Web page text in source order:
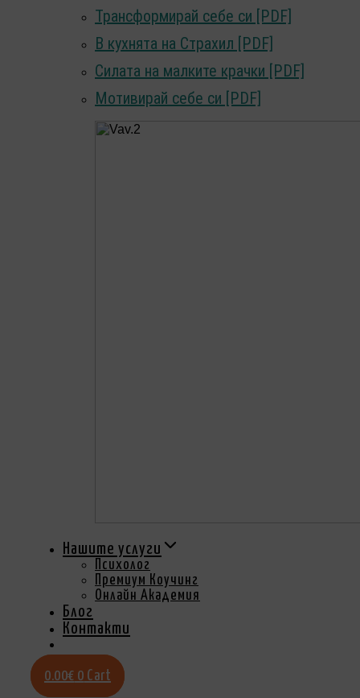
Трансформирай себе си [PDF]
В кухнята на Страхил [PDF]
Силата на малките крачки [PDF]
Мотивирай себе си [PDF]
Нашите услуги
Психолог
Премиум Коучинг
Онлайн Академия
Блог
Контакти
0.00€ 0 Cart